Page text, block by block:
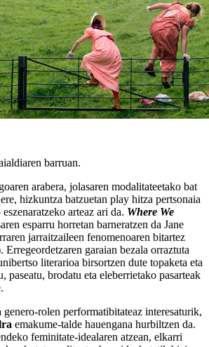
barruan.
arabera, jolasaren modalitateetako bat
hizkuntza batzuetan play hitza pertsonaia
arteaz ari da. Where We
esparru horretan barneratzen da Jane
jarraitzaileen fenomenoaren bitartez
Erregeordetzaren garaian bezala orraztuta
literarioa birsortzen dute topaketa eta
paseatu, brodatu eta eleberrietako pasarteak
genero-rolen performatibitateaz interesaturik,
emakume-talde hauengana hurbiltzen da.
feminitate-idealaren atzean, elkarri